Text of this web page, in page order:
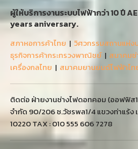
ผู้ให้บริการงานระบบไฟฟ้ากว่า 10 ปี
years aniversary.
สภาหอการค้าไทย | วิศวกรรมสถานแห่ง
ธุรกิจการค้ากระทรวงพาณิชย์| สมาคมช่
เครื่องกลไทย | สมาคมยานยนต์ไฟฟ้าไท
ติดต่อ ฝ่ายงานช่างไฟดอทคอม (ออฟฟิส
จำกัด 90/206 ซ.วัชรพล1/4 แขวงท่าแร้ง
10220 TAX : 010 555 606 7278